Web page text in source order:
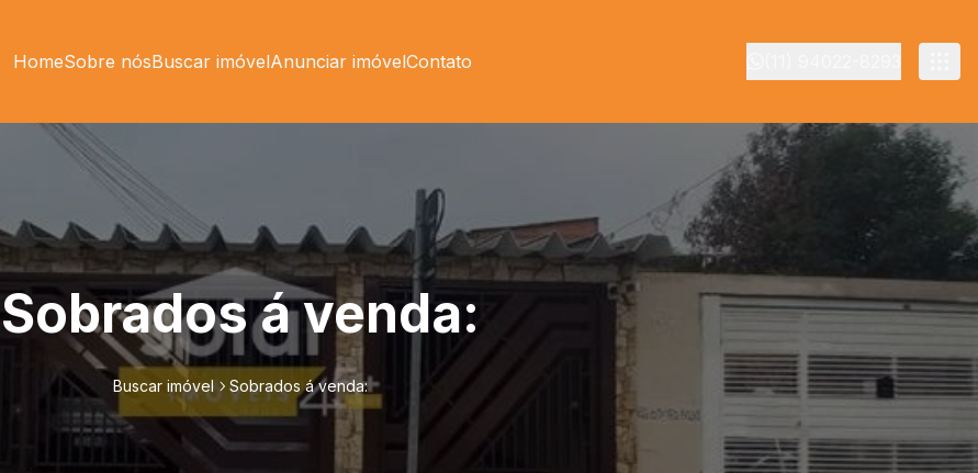
HomeSobre nósBuscar imóvelAnunciar imóvelContato
Sobrados á venda:
Buscar imóvel Sobrados á venda: